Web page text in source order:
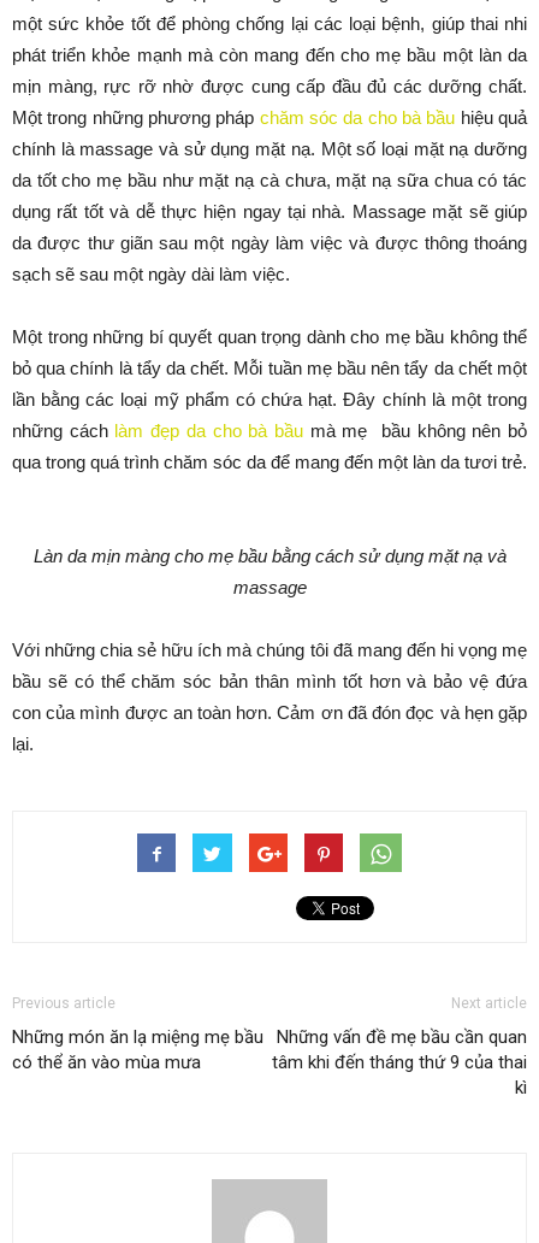
một sức khỏe tốt để phòng chống lại các loại bệnh, giúp thai nhi
phát triển khỏe mạnh mà còn mang đến cho mẹ bầu một làn da
mịn màng, rực rỡ nhờ được cung cấp đầu đủ các dưỡng chất.
Một trong những phương pháp chăm sóc da cho bà bầu hiệu quả
chính là massage và sử dụng mặt nạ. Một số loại mặt nạ dưỡng
da tốt cho mẹ bầu như mặt nạ cà chưa, mặt nạ sữa chua có tác
dụng rất tốt và dễ thực hiện ngay tại nhà. Massage mặt sẽ giúp
da được thư giãn sau một ngày làm việc và được thông thoáng
sạch sẽ sau một ngày dài làm việc.
Một trong những bí quyết quan trọng dành cho mẹ bầu không thể
bỏ qua chính là tẩy da chết. Mỗi tuần mẹ bầu nên tẩy da chết một
lần bằng các loại mỹ phẩm có chứa hạt. Đây chính là một trong
những cách làm đẹp da cho bà bầu mà mẹ bầu không nên bỏ
qua trong quá trình chăm sóc da để mang đến một làn da tươi trẻ.
Làn da mịn màng cho mẹ bầu bằng cách sử dụng mặt nạ và
massage
Với những chia sẻ hữu ích mà chúng tôi đã mang đến hi vọng mẹ
bầu sẽ có thể chăm sóc bản thân mình tốt hơn và bảo vệ đứa
con của mình được an toàn hơn. Cảm ơn đã đón đọc và hẹn gặp
lại.
Previous article
Những món ăn lạ miệng mẹ bầu
có thể ăn vào mùa mưa
Next article
Những vấn đề mẹ bầu cần quan
tâm khi đến tháng thứ 9 của thai
kì